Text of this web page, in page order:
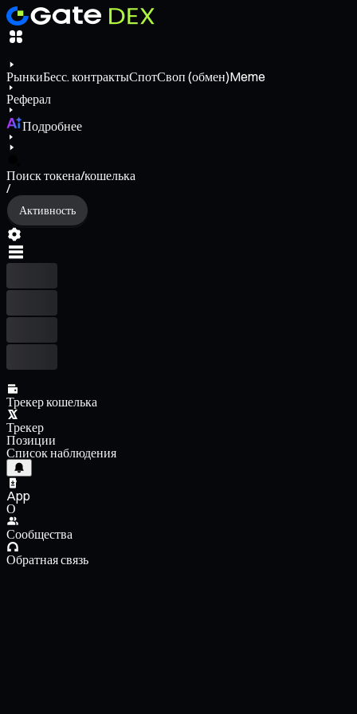
РынкиБесс. контрактыСпотСвоп (обмен)Meme
Реферал
Подробнее
Поиск токена/кошелька
/
Активность
Трекер кошелька
Трекер
Позиции
Список наблюдения
App
О
Сообщества
Обратная связь